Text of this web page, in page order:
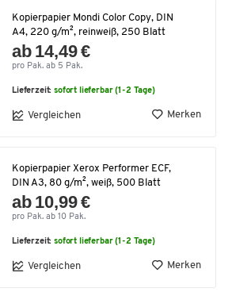
Kopierpapier Mondi Color Copy, DIN
A4, 220 g/m², reinweiß, 250 Blatt
ab 14,49 €
pro Pak. ab 5 Pak.
Lieferzeit:sofort lieferbar (1-2 Tage)
Vergleichen Merken
Kopierpapier Xerox Performer ECF,
DIN A3, 80 g/m², weiß, 500 Blatt
ab 10,99 €
pro Pak. ab 10 Pak.
Lieferzeit:sofort lieferbar (1-2 Tage)
Vergleichen Merken